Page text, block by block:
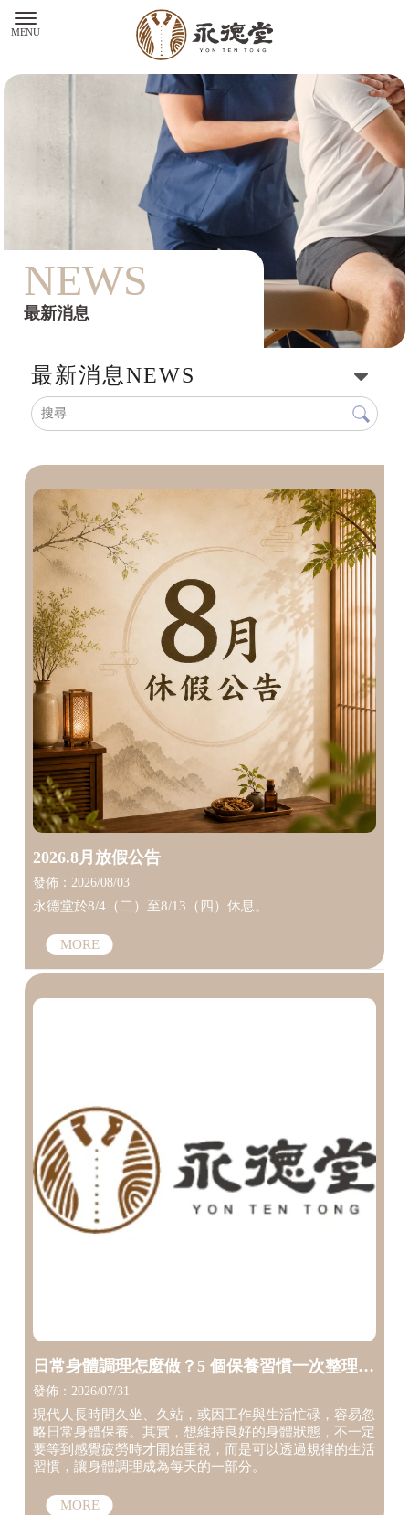
最新消息
最新消息NEWS
2026.8月放假公告
發佈：2026/08/03
永德堂於8/4（二）至8/13（四）休息。
日常身體調理怎麼做？5 個保養習慣一次整理
【台中整復師】【台中筋膜調理】
發佈：2026/07/31
現代人長時間久坐、久站，或因工作與生活忙碌，容易忽
略日常身體保養。其實，想維持良好的身體狀態，不一定
要等到感覺疲勞時才開始重視，而是可以透過規律的生活
習慣，讓身體調理成為每天的一部分。